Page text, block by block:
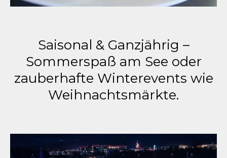
Saisonal & Ganzjährig –
Sommerspaß am See oder
zauberhafte Winterevents wie
Weihnachtsmärkte.